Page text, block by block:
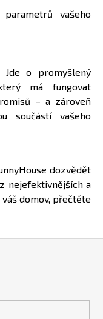
vašeho
Jde o promyšlený
má fungovat
– a zároveň
součástí vašeho
dozvědět
nejefektivnějších a
domov, přečtěte